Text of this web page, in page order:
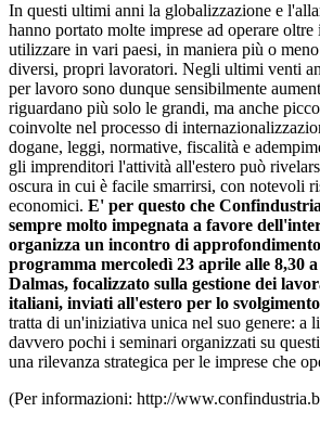
In questi ultimi anni la globalizzazione e
hanno portato molte imprese ad operare
utilizzare in vari paesi, in maniera più o
diversi, propri lavoratori. Negli ultimi venti
per lavoro sono dunque sensibilmente
riguardano più solo le grandi, ma anche
coinvolte nel processo di
dogane, leggi, normative, fiscalità e
gli imprenditori l'attività all'estero può
oscura in cui è facile smarrirsi, con notevoli
economici. E' per questo che
sempre molto impegnata a favore
organizza un incontro di
programma mercoledì 23 aprile alle 8,30
Dalmas, focalizzato sulla gestione dei
italiani, inviati all'estero per lo
tratta di un'iniziativa unica nel suo genere: a
davvero pochi i seminari organizzati su
una rilevanza strategica per le imprese che
(Per informazioni: http://